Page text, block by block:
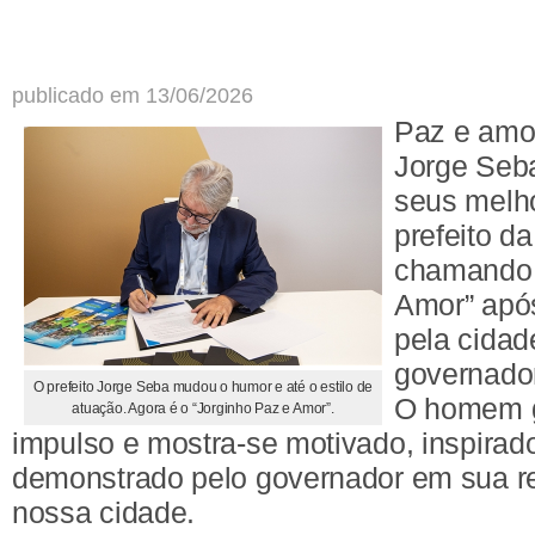
publicado em 13/06/2026
O prefeito Jorge Seba mudou o humor e até o estilo de
atuação. Agora é o “Jorginho Paz e Amor”.
Paz e
Jorge
seus
prefeito
Amor”
pela
O homem
impulso e mostra-se motivado,
demonstrado pelo governador em sua
nossa cidade.